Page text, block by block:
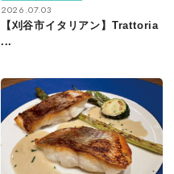
2026.07.03
【刈谷市イタリアン】Trattoria
...